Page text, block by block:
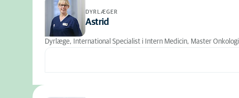
DYRLÆGER
Astrid
Dyrlæge, International Specialist i Intern Medicin, Master Onkologi